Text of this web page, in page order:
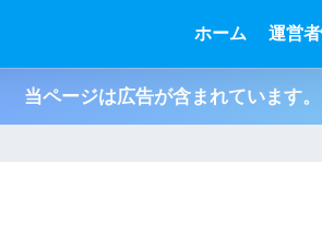
ホーム 運営
当ページは広告が含まれています。